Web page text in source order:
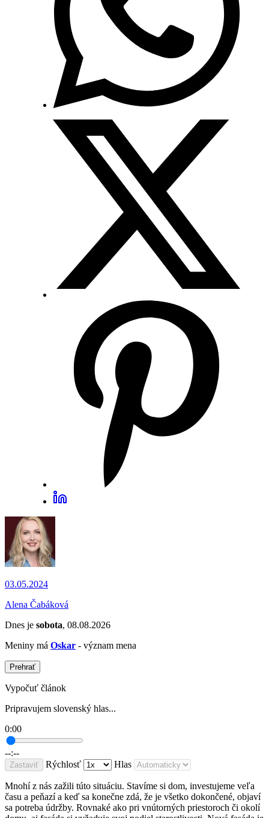
03.05.2024
Alena Čabáková
Dnes je sobota, 08.08.2026
Meniny má Oskar - význam mena
Prehrať
Vypočuť článok
Pripravujem slovenský hlas...
0:00
--:--
Zastaviť Rýchlosť Hlas
Mnohí z nás zažili túto situáciu. Stavíme si dom, investujeme veľa
času a peňazí a keď sa konečne zdá, že je všetko dokončené, objaví
sa potreba údržby. Rovnaké ako pri vnútorných priestoroch či okolí